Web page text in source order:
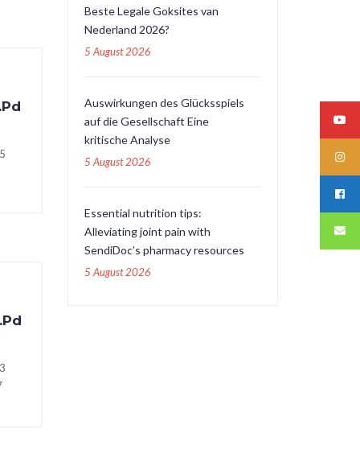
Beste Legale Goksites van
Nederland 2026?
5 August 2026
Auswirkungen des Glücksspiels
auf die Gesellschaft Eine
kritische Analyse
5 August 2026
Essential nutrition tips:
Alleviating joint pain with
SendiDoc’s pharmacy resources
5 August 2026